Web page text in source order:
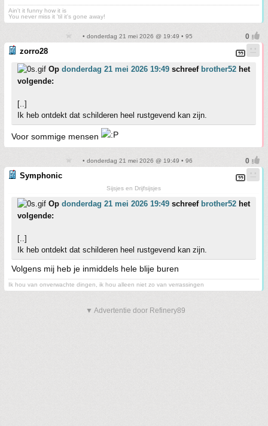
Ain't it funny how it is
You never miss it 'til it's gone away!
• donderdag 21 mei 2026 @ 19:49 • 95
zorro28
Op donderdag 21 mei 2026 19:49 schreef brother52 het
volgende:
[..]
Ik heb ontdekt dat schilderen heel rustgevend kan zijn.
Voor sommige mensen
• donderdag 21 mei 2026 @ 19:49 • 96
Symphonic
Sijsjes en Drijfsijsjes
Op donderdag 21 mei 2026 19:49 schreef brother52 het
volgende:
[..]
Ik heb ontdekt dat schilderen heel rustgevend kan zijn.
Volgens mij heb je inmiddels hele blije buren
Ik hou van onverwachte dingen, ik hou alleen niet zo van verrassingen
▼ Advertentie door Refinery89